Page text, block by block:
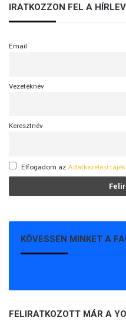
IRATKOZZON FEL A
Email
Vezetéknév
Keresztnév
Elfogadom az Adatkezelési
KÖVESSEN MINKET A
FELIRATKOZOTT MÁR A